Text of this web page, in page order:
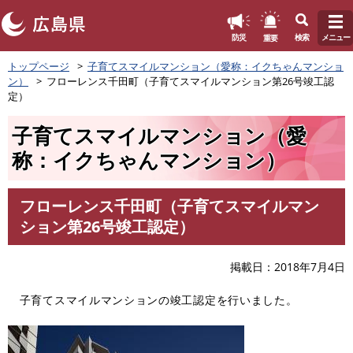
ペ
ー
ジ
の
。
防災 重要 検索 メニュー
トップページ
子育てスマイルマンション（愛称：イクちゃんマンショ
ン）
フローレンス千田町（子育てスマイルマンション第26号竣工認
定）
子育てスマイルマンション（愛
称：イクちゃんマンション）
フローレンス千田町（子育てスマイルマン
ション第26号竣工認定）
掲載日 2018年7月4日
子育てスマイルマンションの竣工認定を行いました。